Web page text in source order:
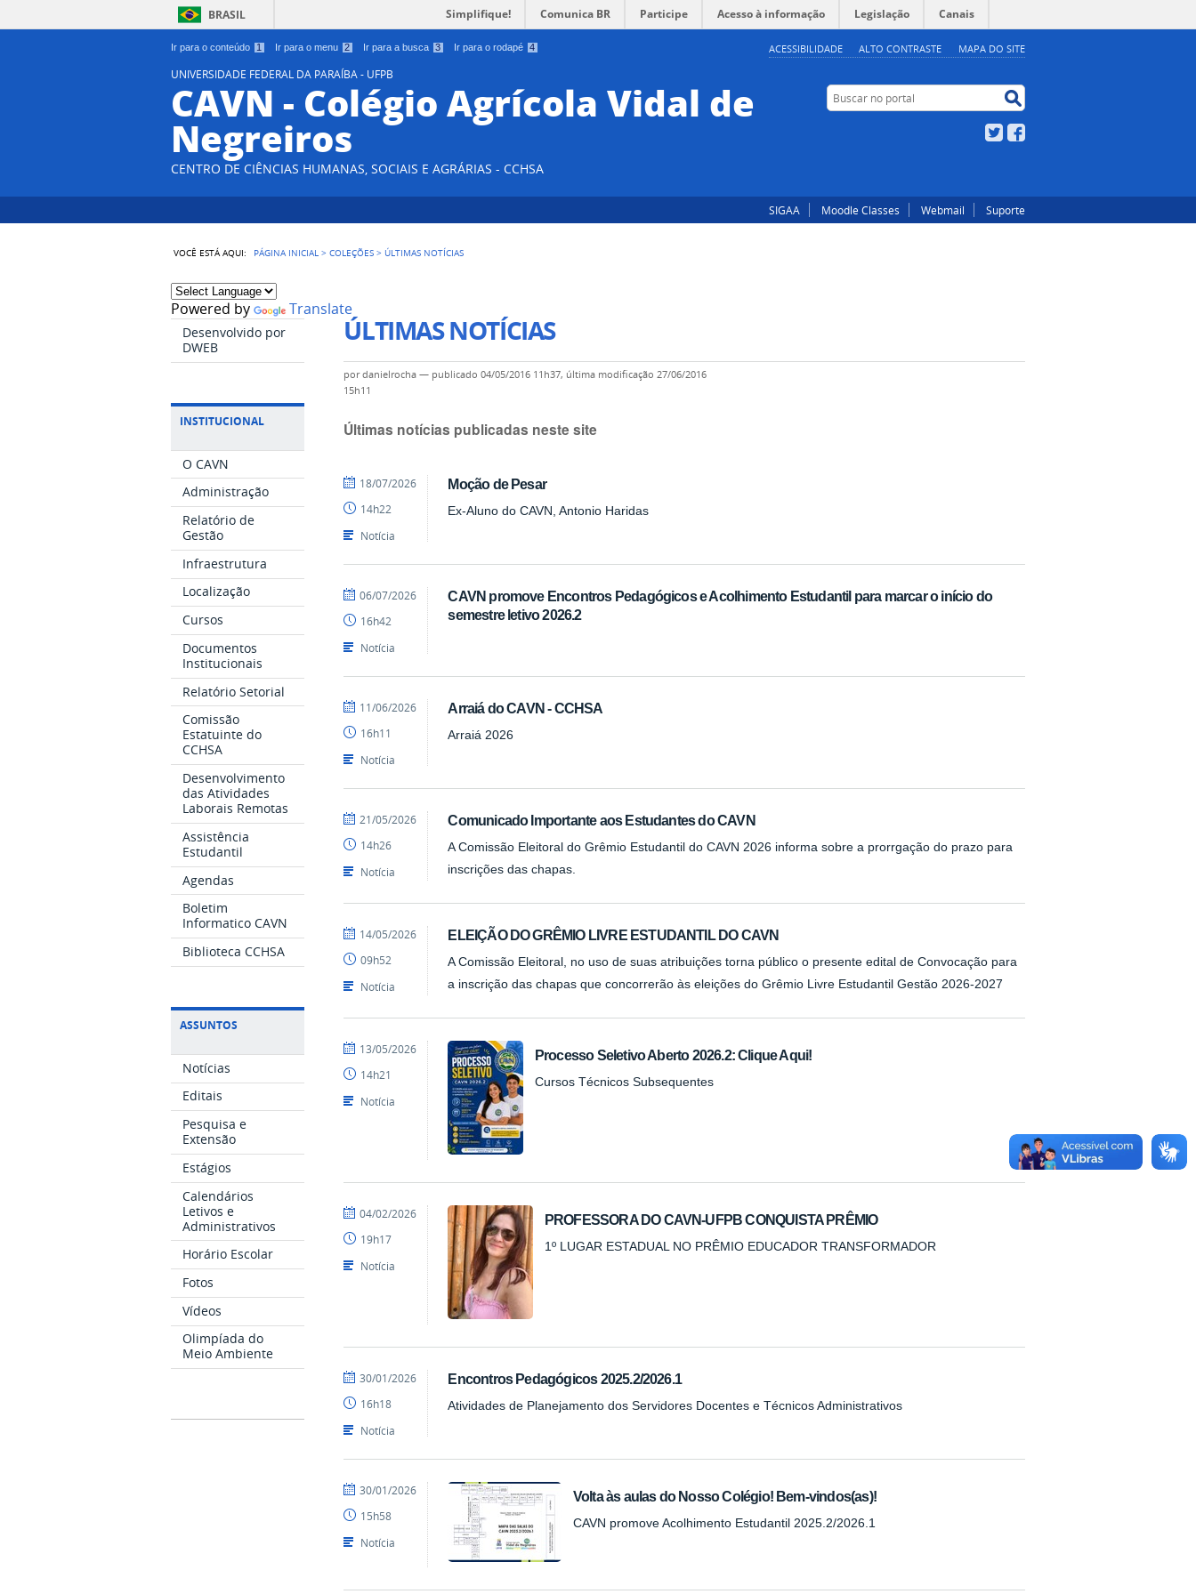
Ir para o conteúdo 1 Ir para o menu 2 Ir para a busca 3 Ir para o rodapé 4 ACESSIBILIDADE ALTO CONTRASTE MAPA DO SITE
BRASIL Simplifique! Comunica BR Participe Acesso à informação Legislação Canais
UNIVERSIDADE FEDERAL DA PARAÍBA - UFPB
CAVN - Colégio Agrícola Vidal de
Negreiros
CENTRO DE CIÊNCIAS HUMANAS, SOCIAIS E AGRÁRIAS - CCHSA
Buscar no portal
Twitter
SIGAA Moodle Classes Webmail Suporte
VOCÊ ESTÁ AQUI: PÁGINA INICIAL >COLEÇÕES > ÚLTIMAS NOTÍCIAS
Powered by Translate
Desenvolvido por
DWEB
INSTITUCIONAL
O CAVN
Administração
Relatório de
Gestão
Infraestrutura
Localização
Cursos
Documentos
Institucionais
Relatório Setorial
Comissão
Estatuinte do
CCHSA
Desenvolvimento
das Atividades
Laborais Remotas
Assistência
Estudantil
Agendas
Boletim
Informatico CAVN
Biblioteca CCHSA
ASSUNTOS
Notícias
Editais
Pesquisa e
Extensão
Estágios
Calendários
Letivos e
Administrativos
Horário Escolar
Fotos
Vídeos
Olimpíada do
Meio Ambiente
ÚLTIMAS NOTÍCIAS
pordanielrocha — publicado 04/05/2016 11h37, última modificação 27/06/2016
15h11
Últimas notícias publicadas neste site
Moção de Pesar
Ex-Aluno do CAVN, Antonio Haridas
por
-
CAVN
publicado
18/07/2026
14h22
Notícia
CAVN promove Encontros Pedagógicos e Acolhimento Estudantil para marcar o início do
semestre letivo 2026.2
por
-
CAVN
publicado
06/07/2026
16h42
Notícia
Arraiá do CAVN - CCHSA
Arraiá 2026
por
-
CAVN
publicado
11/06/2026
16h11
Notícia
Comunicado Importante aos Estudantes do CAVN
A Comissão Eleitoral do Grêmio Estudantil do CAVN 2026 informa sobre a prorrgação do prazo para
inscrições das chapas.
por
publicado
21/05/2026
14h26
Notícia
ELEIÇÃO DO GRÊMIO LIVRE ESTUDANTIL DO CAVN
A Comissão Eleitoral, no uso de suas atribuições torna público o presente edital de Convocação para
a inscrição das chapas que concorrerão às eleições do Grêmio Livre Estudantil Gestão 2026-2027
por
publicado
14/05/2026
09h52
Notícia
Processo Seletivo Aberto 2026.2: Clique Aqui!
Cursos Técnicos Subsequentes
por
-
CAVN
publicado
13/05/2026
14h21
Notícia
PROFESSORA DO CAVN-UFPB CONQUISTA PRÊMIO
1º LUGAR ESTADUAL NO PRÊMIO EDUCADOR TRANSFORMADOR
por
-
CAVN
publicado
04/02/2026
19h17
Notícia
Encontros Pedagógicos 2025.2/2026.1
Atividades de Planejamento dos Servidores Docentes e Técnicos Administrativos
por
-
CAVN
publicado
30/01/2026
16h18
Notícia
Volta às aulas do Nosso Colégio! Bem-vindos(as)!
CAVN promove Acolhimento Estudantil 2025.2/2026.1
por
-
CAVN
publicado
30/01/2026
15h58
Notícia